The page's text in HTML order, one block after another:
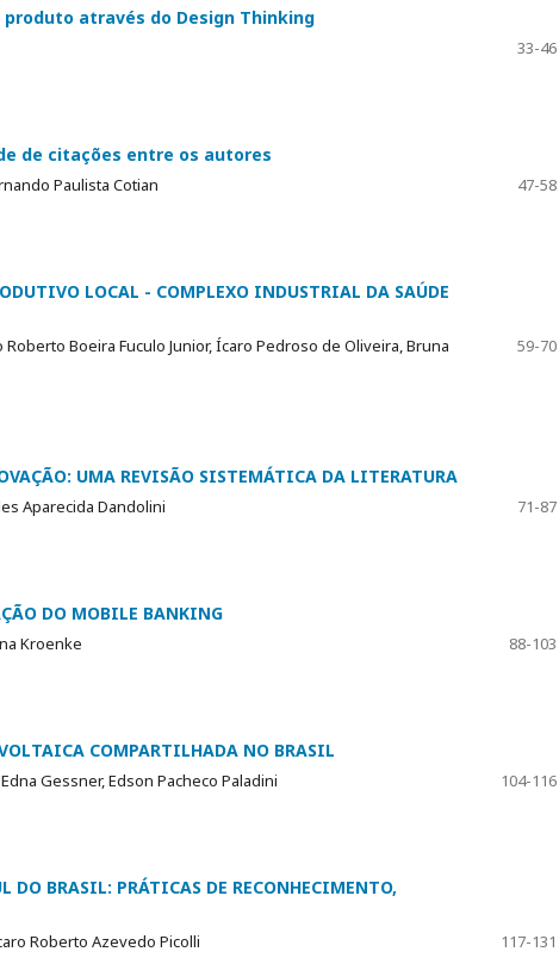
através do Design Thinking
33-46
de citações entre os autores
Paulista Cotian
47-58
LOCAL - COMPLEXO INDUSTRIAL DA SAÚDE
Boeira Fuculo Junior, Ícaro Pedroso de Oliveira, Bruna
59-70
UMA REVISÃO SISTEMÁTICA DA LITERATURA
Aparecida Dandolini
71-87
DO MOBILE BANKING
Kroenke
88-103
COMPARTILHADA NO BRASIL
Gessner, Edson Pacheco Paladini
104-116
BRASIL: PRÁTICAS DE RECONHECIMENTO,
Roberto Azevedo Picolli 117-131